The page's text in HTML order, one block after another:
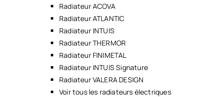
Radiateur ACOVA
Radiateur ATLANTIC
Radiateur INTUIS
Radiateur THERMOR
Radiateur FINIMETAL
Radiateur INTUIS Signature
Radiateur VALERA DESIGN
Voir tous les radiateurs électriques